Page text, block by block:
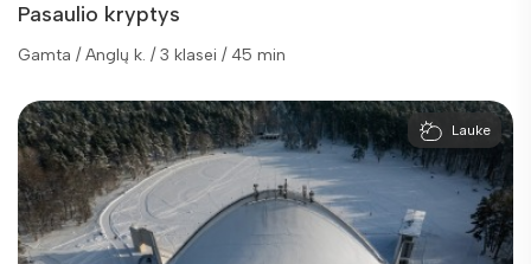
Pasaulio kryptys
Gamta / Anglų k. / 3 klasei / 45 min
Lauke